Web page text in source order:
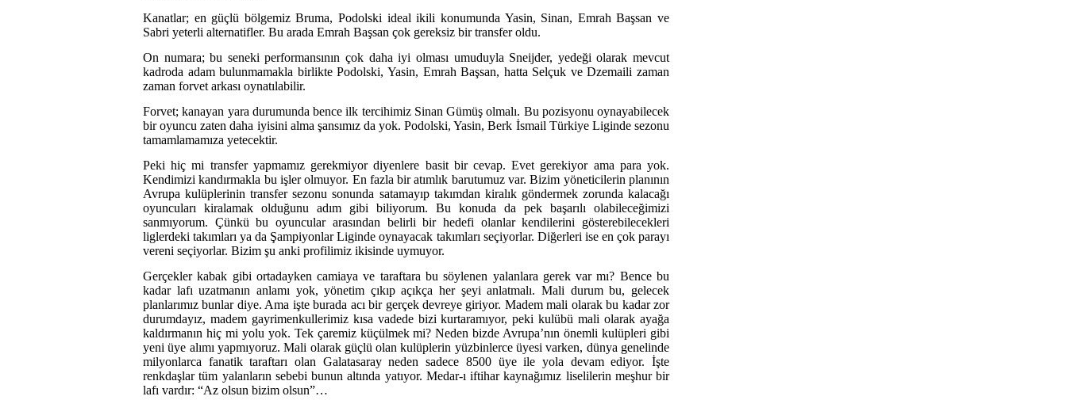
Kanatlar; en güçlü bölgemiz Bruma, Podolski ideal ikili konumunda Yasin, Sinan, Emrah Başsan ve
Sabri yeterli alternatifler. Bu arada Emrah Başsan çok gereksiz bir transfer oldu.
On numara; bu seneki performansının çok daha iyi olması umuduyla Sneijder, yedeği olarak mevcut
kadroda adam bulunmamakla birlikte Podolski, Yasin, Emrah Başsan, hatta Selçuk ve Dzemaili zaman
zaman forvet arkası oynatılabilir.
Forvet; kanayan yara durumunda bence ilk tercihimiz Sinan Gümüş olmalı. Bu pozisyonu oynayabilecek
bir oyuncu zaten daha iyisini alma şansımız da yok. Podolski, Yasin, Berk İsmail Türkiye Liginde sezonu
tamamlamamıza yetecektir.
Peki hiç mi transfer yapmamız gerekmiyor diyenlere basit bir cevap. Evet gerekiyor ama para yok.
Kendimizi kandırmakla bu işler olmuyor. En fazla bir atımlık barutumuz var. Bizim yöneticilerin planının
Avrupa kulüplerinin transfer sezonu sonunda satamayıp takımdan kiralık göndermek zorunda kalacağı
oyuncuları kiralamak olduğunu adım gibi biliyorum. Bu konuda da pek başarılı olabileceğimizi
sanmıyorum. Çünkü bu oyuncular arasından belirli bir hedefi olanlar kendilerini gösterebilecekleri
liglerdeki takımları ya da Şampiyonlar Liginde oynayacak takımları seçiyorlar. Diğerleri ise en çok parayı
vereni seçiyorlar. Bizim şu anki profilimiz ikisinde uymuyor.
Gerçekler kabak gibi ortadayken camiaya ve taraftara bu söylenen yalanlara gerek var mı? Bence bu
kadar lafı uzatmanın anlamı yok, yönetim çıkıp açıkça her şeyi anlatmalı. Mali durum bu, gelecek
planlarımız bunlar diye. Ama işte burada acı bir gerçek devreye giriyor. Madem mali olarak bu kadar zor
durumdayız, madem gayrimenkullerimiz kısa vadede bizi kurtaramıyor, peki kulübü mali olarak ayağa
kaldırmanın hiç mi yolu yok. Tek çaremiz küçülmek mi? Neden bizde Avrupa’nın önemli kulüpleri gibi
yeni üye alımı yapmıyoruz. Mali olarak güçlü olan kulüplerin yüzbinlerce üyesi varken, dünya genelinde
milyonlarca fanatik taraftarı olan Galatasaray neden sadece 8500 üye ile yola devam ediyor. İşte
renkdaşlar tüm yalanların sebebi bunun altında yatıyor. Medar-ı iftihar kaynağımız liselilerin meşhur bir
lafı vardır: “Az olsun bizim olsun”…